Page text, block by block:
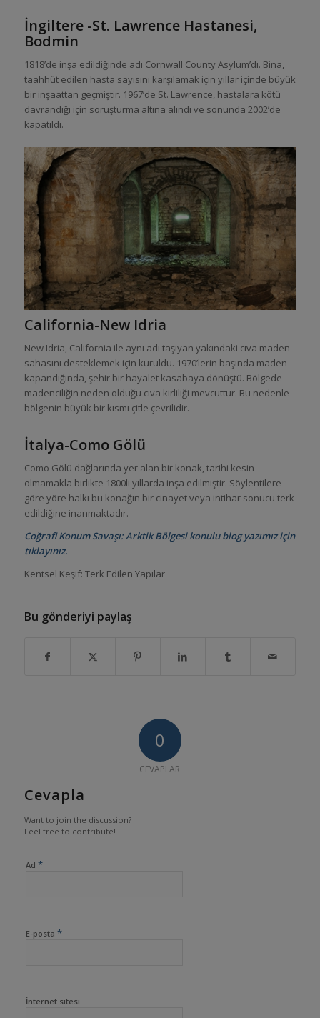
İngiltere -St. Lawrence Hastanesi,
Bodmin
1818’de inşa edildiğinde adı Cornwall County Asylum’dı. Bina,
taahhüt edilen hasta sayısını karşılamak için yıllar içinde büyük
bir inşaattan geçmiştir. 1967’de St. Lawrence, hastalara kötü
davrandığı için soruşturma altına alındı ​​ve sonunda 2002’de
kapatıldı.
California-New Idria
New Idria, California ile aynı adı taşıyan yakındaki cıva maden
sahasını desteklemek için kuruldu. 1970’lerin başında maden
kapandığında, şehir bir hayalet kasabaya dönüştü. Bölgede
madenciliğin neden olduğu cıva kirliliği mevcuttur. Bu nedenle
bölgenin büyük bir kısmı çitle çevrilidir.
İtalya-Como Gölü
Como Gölü dağlarında yer alan bir konak, tarihi kesin
olmamakla birlikte 1800li yıllarda inşa edilmiştir. Söylentilere
göre yöre halkı bu konağın bir cinayet veya intihar sonucu terk
edildiğine inanmaktadır.
Coğrafi Konum Savaşı: Arktik Bölgesi konulu blog yazımız için
tıklayınız.
Kentsel Keşif: Terk Edilen Yapılar
Bu gönderiyi paylaş
0
CEVAPLAR
Cevapla
Want to join the discussion?
Feel free to contribute!
Ad *
E-posta *
İnternet sitesi